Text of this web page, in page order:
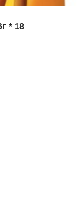
* 18